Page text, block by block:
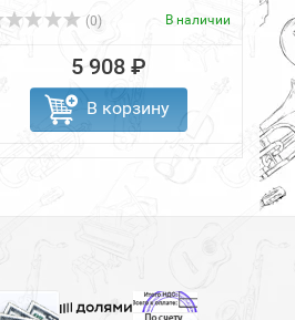
(0) В наличии
5 908 ₽
В корзину